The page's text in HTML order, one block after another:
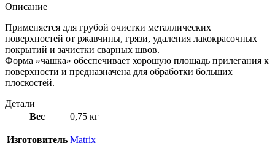
Описание
Применяется для грубой очистки металлических
поверхностей от ржавчины, грязи, удаления лакокрасочных
покрытий и зачистки сварных швов.
Форма »чашка» обеспечивает хорошую площадь прилегания к
поверхности и предназначена для обработки больших
плоскостей.
Детали
Вес
0,75 кг
Изготовитель Matrix